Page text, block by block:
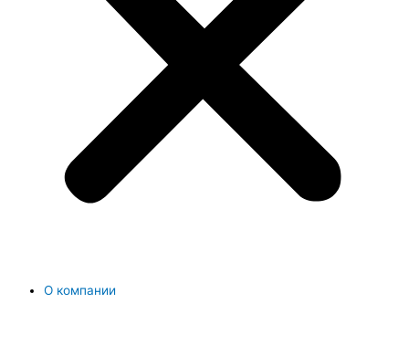
О компании